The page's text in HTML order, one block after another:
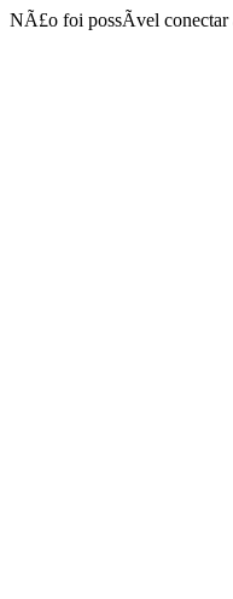
NÃ£o foi possÃ­vel conectar